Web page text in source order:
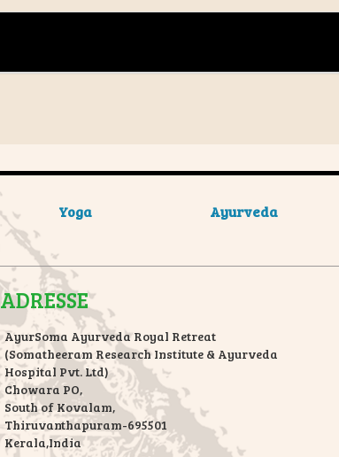
Yoga Ayurveda
ADRESSE
AyurSoma Ayurveda Royal Retreat
(Somatheeram Research Institute & Ayurveda
Hospital Pvt. Ltd)
Chowara PO,
South of Kovalam,
Thiruvanthapuram-695501
Kerala,India